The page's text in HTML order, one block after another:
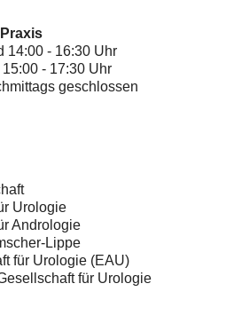
14:00 - 16:30 Uhr
- 17:30 Uhr
geschlossen
Urologie
Andrologie
Lippe
für Urologie (EAU)
für Urologie